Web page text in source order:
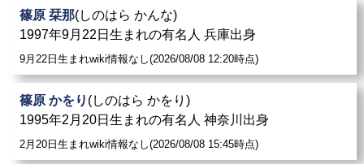
篠原 栞那(しのはら かんな)
1997年9月22日生まれの有名人 兵庫出身
9月22日生まれwiki情報なし(2026/08/08 12:20時点)
篠原 かをり (しのはら かをり)
1995年2月20日生まれの有名人 神奈川出身
2月20日生まれwiki情報なし(2026/08/08 15:45時点)